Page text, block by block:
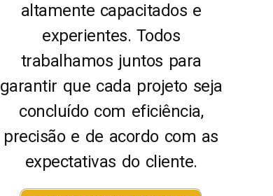
altamente capacitados e
experientes. Todos
trabalhamos juntos para
garantir que cada projeto seja
concluído com eficiência,
precisão e de acordo com as
expectativas do cliente.